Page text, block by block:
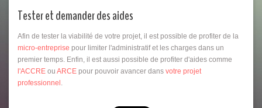
Tester et demander des aides
Afin de tester la viabilité de votre projet, il est possible de profiter de la
micro-entreprise pour limiter l'administratif et les charges dans un
premier temps. Enfin, il est aussi possible de profiter d'aides comme
l'ACCRE ou ARCE pour pouvoir avancer dans votre projet
professionnel.